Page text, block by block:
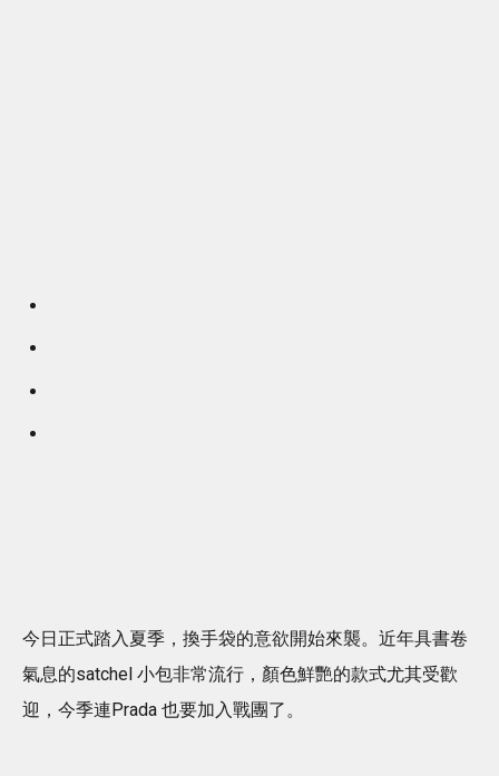
今日正式踏入夏季，換手袋的意欲開始來襲。近年具書卷
氣息的satchel 小包非常流行，顏色鮮艷的款式尤其受歡
迎，今季連Prada 也要加入戰團了。